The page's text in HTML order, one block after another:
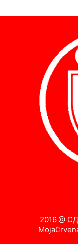
2016 @